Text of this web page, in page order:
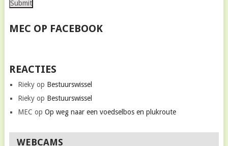
MEC OP FACEBOOK
REACTIES
Riekyop Bestuurswissel
Riekyop Bestuurswissel
MEC op Op weg naar een voedselbos en plukroute
WEBCAMS